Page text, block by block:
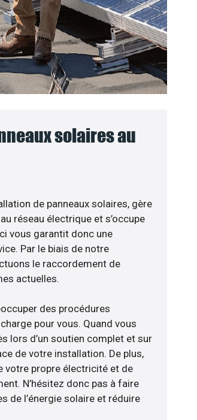
solaires au
de panneaux solaires, gère
réseau électrique et s’occupe
vous garantit donc une
Par le biais de notre
le raccordement de
actuelles.
des procédures
pour vous. Quand vous
lors d’un soutien complet et sur
de votre installation. De plus,
votre propre électricité et de
N’hésitez donc pas à faire
de l’énergie solaire et réduire